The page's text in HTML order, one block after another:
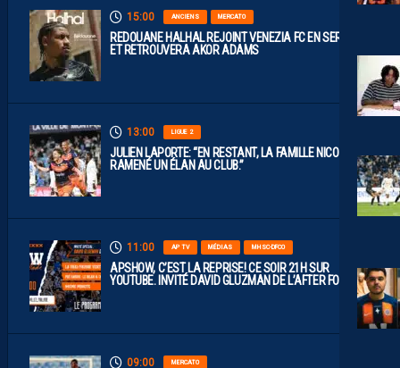
15:00 ANCIENS MERCATO
REDOUANE HALHAL REJOINT VENEZIA FC EN SERIE A
ET RETROUVERA AKOR ADAMS
13:00 LIGUE 2
JULIEN LAPORTE: “EN RESTANT, LA FAMILLE NICOLLIN A
RAMENÉ UN ÉLAN AU CLUB.”
11:00 AP TV MÉDIAS MHSC-DFCO
APSHOW, C’EST LA REPRISE! CE SOIR 21H SUR
YOUTUBE. INVITÉ DAVID GLUZMAN DE L’AFTER FOOT.
09:00 MERCATO